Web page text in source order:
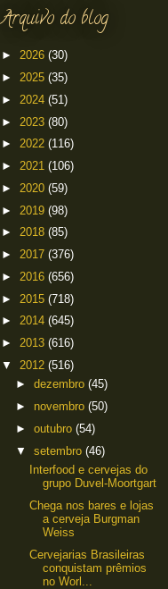
Arquivo do blog
► 2026 (30)
► 2025 (35)
► 2024 (51)
► 2023 (80)
► 2022 (116)
► 2021 (106)
► 2020 (59)
► 2019 (98)
► 2018 (85)
► 2017 (376)
► 2016 (656)
► 2015 (718)
► 2014 (645)
► 2013 (616)
▼ 2012 (516)
► dezembro (45)
► novembro (50)
► outubro (54)
▼ setembro (46)
Interfood e cervejas do
grupo Duvel-Moortgart
Chega nos bares e lojas
a cerveja Burgman
Weiss
Cervejarias Brasileiras
conquistam prêmios
no Worl...